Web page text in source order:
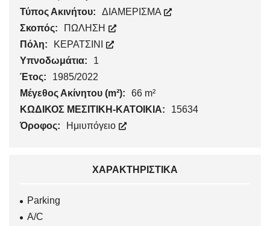
Τύπος Ακινήτου:
ΔΙΑΜΕΡΙΣΜΑ
Σκοπός:
ΠΩΛΗΣΗ
Πόλη:
ΚΕΡΑΤΣΙΝΙ
Υπνοδωμάτια:
1
Έτος:
1985/2022
Μέγεθος Ακίνητου (m²):
66 m²
ΚΩΔΙΚΟΣ ΜΕΣΙΤΙΚΗ-ΚΑΤΟΙΚΙΑ:
15634
Όροφος:
Ημιυπόγειο
ΧΑΡΑΚΤΗΡΙΣΤΙΚΆ
Parking
Α/C